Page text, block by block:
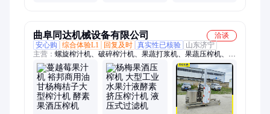
曲阜同达机械设备有限公司
洽谈
安心购
综合体验L1 回复及时 真实性已核验
山东济宁
主营： 螺旋榨汁机、破碎榨汁机、果蔬打浆机、果蔬压榨机、螺
旋压榨机、大型螺旋压榨机、大型果汁压榨机、果蔬打泥机、去
核打浆机、果蔬清洗机、果蔬粉碎机、果蔬榨汁机、工业榨汁
机、大型榨汁机、震动过滤机、大型水果榨汁机、大型蔬菜榨汁
机、工业打浆机、大型果汁榨汁机、螺旋挤压榨汁机、大型果汁
机、工业压榨脱汁机、大型水果打浆机